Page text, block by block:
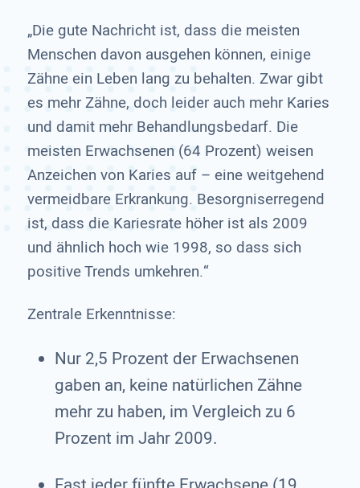
„Die gute Nachricht ist, dass die meisten
Menschen davon ausgehen können, einige
Zähne ein Leben lang zu behalten. Zwar gibt
es mehr Zähne, doch leider auch mehr Karies
und damit mehr Behandlungsbedarf. Die
meisten Erwachsenen (64 Prozent) weisen
Anzeichen von Karies auf – eine weitgehend
vermeidbare Erkrankung. Besorgniserregend
ist, dass die Kariesrate höher ist als 2009
und ähnlich hoch wie 1998, so dass sich
positive Trends umkehren.“
Zentrale Erkenntnisse:
Nur 2,5 Prozent der Erwachsenen
gaben an, keine natürlichen Zähne
mehr zu haben, im Vergleich zu 6
Prozent im Jahr 2009.